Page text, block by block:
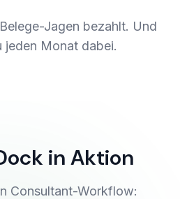
Jagen bezahlt. Und
jeden Monat dabei.
in Aktion
Consultant-Workflow: